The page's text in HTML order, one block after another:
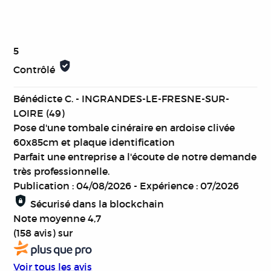
5
Contrôlé
Bénédicte C. - INGRANDES-LE-FRESNE-SUR-
LOIRE (49)
Pose d'une tombale cinéraire en ardoise clivée
60x85cm et plaque identification
Parfait une entreprise a l'écoute de notre demande
très professionnelle.
Publication : 04/08/2026 - Expérience : 07/2026
Sécurisé dans la blockchain
Note moyenne4,7
(158 avis)sur
Voir tous les avis